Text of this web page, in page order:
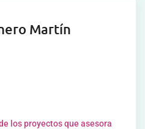
Martín
los proyectos que asesora